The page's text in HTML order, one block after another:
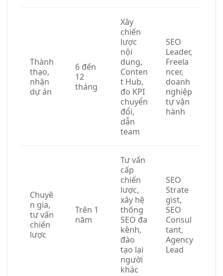
Thành
thạo,
nhận
dự án
6 đến
12
tháng
Xây
chiến
lược
nội
dung,
Conten
t Hub,
đo KPI
chuyển
đổi,
dẫn
team
SEO
Leader,
Freela
ncer,
doanh
nghiệp
tự vận
hành
Chuyê
n gia,
tư vấn
chiến
lược
Trên 1
năm
Tư vấn
cấp
chiến
lược,
xây hệ
thống
SEO đa
kênh,
đào
tạo lại
người
khác
SEO
Strate
gist,
SEO
Consul
tant,
Agency
Lead